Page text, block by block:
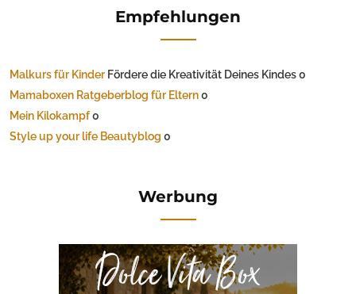
Empfehlungen
Malkurs für Kinder Fördere die Kreativität Deines Kindes 0
Mamaboxen Ratgeberblog für Eltern0
Mein Kilokampf0
Style up your life Beautyblog 0
Werbung